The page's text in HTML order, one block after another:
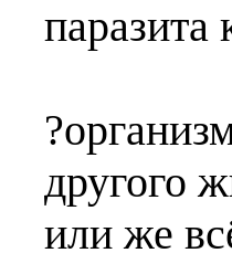
паразита
другого
или же